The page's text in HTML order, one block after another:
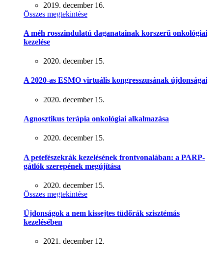
2019. december 16.
Összes megtekintése
A méh rosszindulatú daganatainak korszerű onkológiai
kezelése
2020. december 15.
A 2020-as ESMO virtuális kongresszusának újdonságai
2020. december 15.
Agnosztikus terápia onkológiai alkalmazása
2020. december 15.
A petefészekrák kezelésének frontvonalában: a PARP-
gátlók szerepének megújítása
2020. december 15.
Összes megtekintése
Újdonságok a nem kissejtes tüdőrák szisztémás
kezelésében
2021. december 12.